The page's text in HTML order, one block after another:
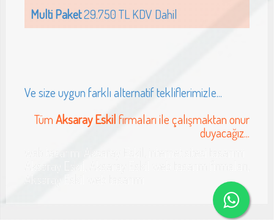
Multi Paket29.750 TL KDV Dahil
Ve size uygun farklı alternatif tekliflerimizle...
TümAksaray Eskilfirmaları ile çalışmaktan onur
duyacağız...
web tasarımı Aksaray Eskil, internet sitesi tasarımı
Aksaray Eskil, Aksaray Eskil web tasarım firmaları,
Aksaray Eskil web tasarımı
cam sanayi web sitesi tasarımı Aksaray Ağaçören tekstil